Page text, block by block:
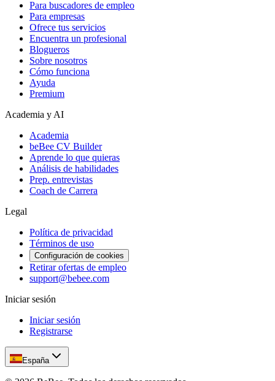
Para buscadores de empleo
Para empresas
Ofrece tus servicios
Encuentra un profesional
Blogueros
Sobre nosotros
Cómo funciona
Ayuda
Premium
Academia y AI
Academia
beBee CV Builder
Aprende lo que quieras
Análisis de habilidades
Prep. entrevistas
Coach de Carrera
Legal
Política de privacidad
Términos de uso
Configuración de cookies
Retirar ofertas de empleo
support@bebee.com
Iniciar sesión
Iniciar sesión
Registrarse
España